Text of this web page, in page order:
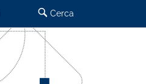
Cerca